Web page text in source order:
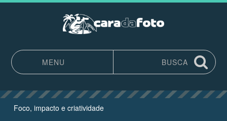
MENU
BUSCA
Foco, impacto e criatividade